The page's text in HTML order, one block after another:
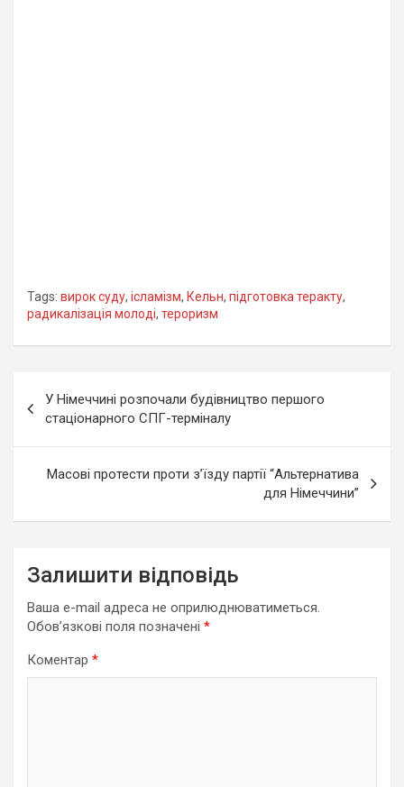
Tags: вирок суду, ісламізм, Кельн, підготовка теракту,
радикалізація молоді, тероризм
записів
У Німеччині розпочали будівництво першого
стаціонарного СПГ-терміналу
Масові протести проти з’їзду партії “Альтернатива
для Німеччини”
Залишити відповідь
Ваша e-mail адреса не оприлюднюватиметься.
Обов’язкові поля позначені *
Коментар *